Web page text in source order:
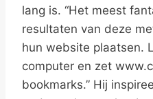
lang is. “Het meest
resultaten van deze
hun website plaatsen.
computer en zet
bookmarks.” Hij